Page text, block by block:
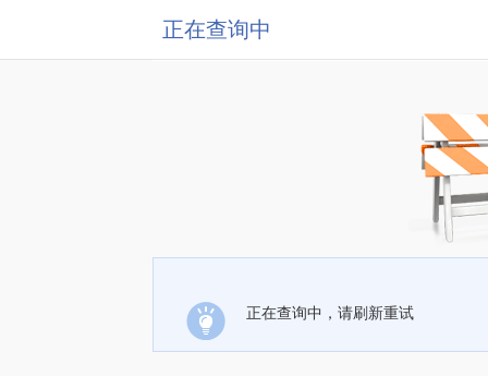
正在查询中
正在查询中，请刷新重试